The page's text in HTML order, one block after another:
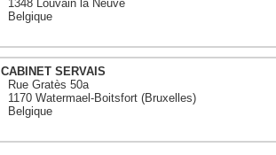
1348 Louvain la Neuve
Belgique
CABINET SERVAIS
Rue Gratès 50a
1170 Watermael-Boitsfort (Bruxelles)
Belgique